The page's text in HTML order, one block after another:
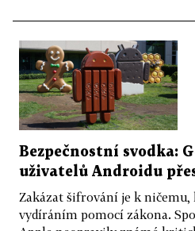
Bezpečnostní svodka:
uživatelů Androidu
Zakázat šifrování je k ničemu,
vydíráním pomocí zákona.